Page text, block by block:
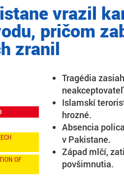
vrazil
pričom
zranil
OF
Tragédia
Islamskí
hrozné.
Absencia
v Pakistane.
Západ mlčí,
povšimnutia.